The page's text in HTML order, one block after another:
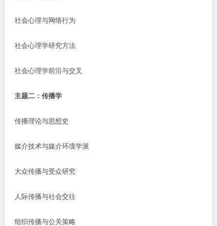
社会心理与网络行为
社会心理学研究方法
社会心理学前沿与交叉
主题二：传播学
传播理论与思想史
媒介技术与媒介环境学派
大众传播与受众研究
人际传播与社会交往
组织传播与公关策略